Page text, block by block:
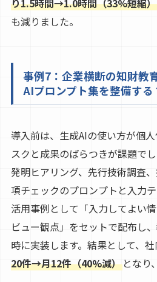
り1.5時間→1.0時間（33%短縮）
も減りました。
事例7：企業横断の知財教
AIプロンプト集を整備する
導入前は、生成AIの使い方が個
スクと成果のばらつきが課題で
発明ヒアリング、先行技術調査
項チェックのプロンプトと入力テ
活用事例として「入力してよい
ビュー観点」をセットで配布し
時に実装します。結果として、
20件→月12件（40%減）となり